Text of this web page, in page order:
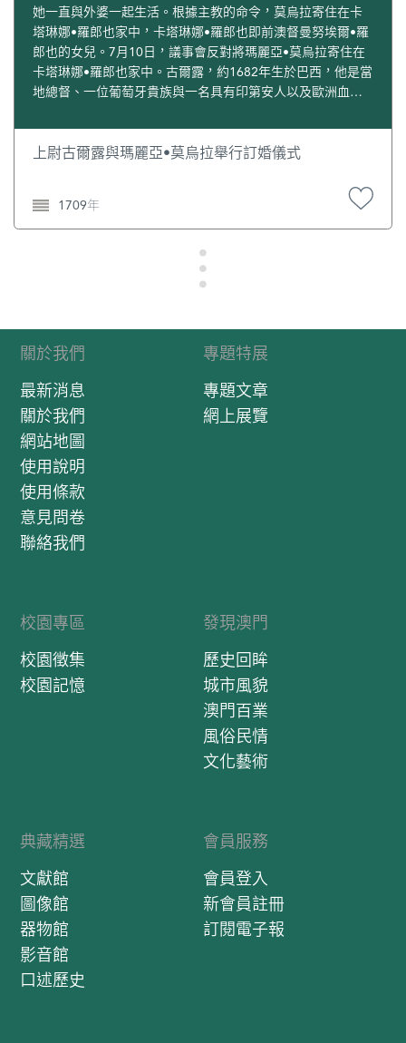
她一直與外婆一起生活。根據主教的命令，莫烏拉寄住在卡
塔琳娜•羅郎也家中，卡塔琳娜•羅郎也即前澳督曼努埃爾•羅
郎也的女兒。7月10日，議事會反對將瑪麗亞•莫烏拉寄住在
卡塔琳娜•羅郎也家中。古爾露，約1682年生於巴西，他是當
地總督、一位葡萄牙貴族與一名具有印第安人以及歐洲血統
辦事的風格，受到澳門葡人的愛戴。當任期結束後他拒絕了
再次的委任，後成為帝汶總督。瑪麗亞•莫烏拉也是一個混血
多數混有中國血統的澳門土生族群形成於這段時期，他們大
部分是葡萄牙及歐亞男主人與他們的妹仔同住下而衍生出來
的。而這些妹仔一般都是被遺棄的中國女孩，她們會被她們
的父母親賣身到其他家庭做一段時間（通常約四十年）或一
世的傭人，這種把女孩賣給澳門居民的活動在很早時期已經
開始，儘管中葡雙方的官員不斷禁止，這種活動仍然持續了
時，一些女孩則如親生子女般被看待，她們通常還會成為遺
產的繼承人，這一點可由仁慈堂存有的記錄證明。葡萄牙在
奴僕作出遺產送贈的記述。Manuel Teixeira, Macau no Séc.
XVIII, p.62. C. R. Boxer, Mary and Misogyny: Women in
Iberian Expansion Overseas （1415—1815） Some facts,
fancies and personalities, p.88，《澳門史新編》第3冊，第
1040頁注72。
上尉古爾露與瑪麗亞•莫烏拉舉行訂婚儀式
1709年
關於我們
最新消息
關於我們
網站地圖
使用說明
使用條款
意見問卷
聯絡我們
專題特展
專題文章
網上展覽
校園專區
校園徵集
校園記憶
發現澳門
歷史回眸
城市風貌
澳門百業
風俗民情
文化藝術
典藏精選
文獻館
圖像館
器物館
影音館
口述歷史
會員服務
會員登入
新會員註冊
訂閱電子報